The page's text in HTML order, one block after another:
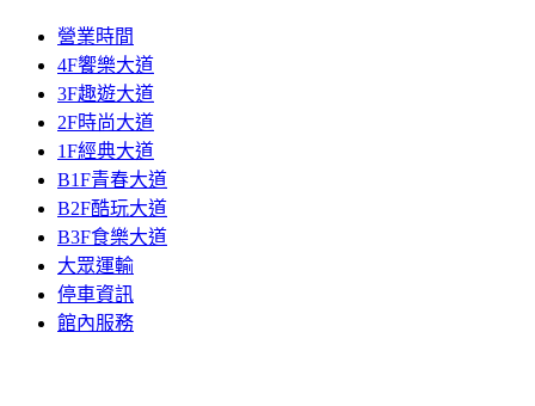
營業時間
4F饗樂大道
3F趣遊大道
2F時尚大道
1F經典大道
B1F青春大道
B2F酷玩大道
B3F食樂大道
大眾運輸
停車資訊
館內服務